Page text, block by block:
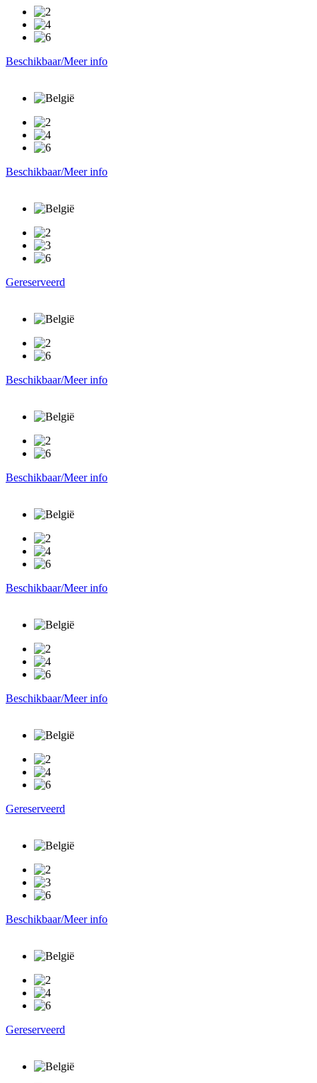
Beschikbaar/Meer info
Beschikbaar/Meer info
Gereserveerd
Beschikbaar/Meer info
Beschikbaar/Meer info
Beschikbaar/Meer info
Beschikbaar/Meer info
Gereserveerd
Beschikbaar/Meer info
Gereserveerd